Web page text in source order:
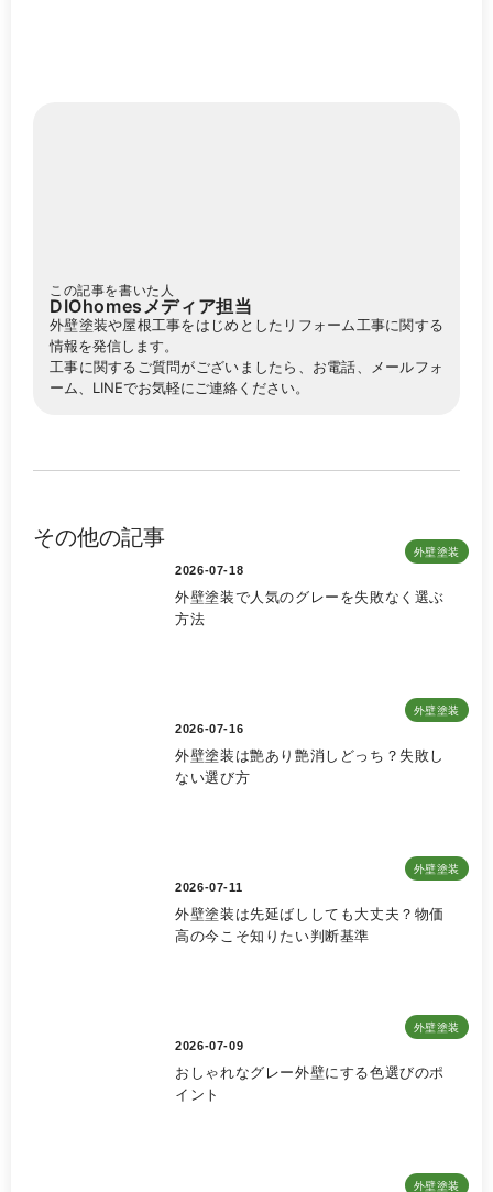
この記事を書いた人
DIOhomesメディア担当
外壁塗装や屋根工事をはじめとしたリフォーム工事に関する
情報を発信します。
工事に関するご質問がございましたら、お電話、メールフォ
ーム、LINEでお気軽にご連絡ください。
その他の記事
外壁塗装
2026-07-18
外壁塗装で人気のグレーを失敗なく選ぶ
方法
外壁塗装
2026-07-16
外壁塗装は艶あり艶消しどっち？失敗し
ない選び方
外壁塗装
2026-07-11
外壁塗装は先延ばししても大丈夫？物価
高の今こそ知りたい判断基準
外壁塗装
2026-07-09
おしゃれなグレー外壁にする色選びのポ
イント
外壁塗装